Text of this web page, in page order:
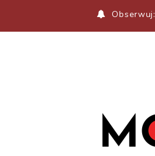
Obserwuj: